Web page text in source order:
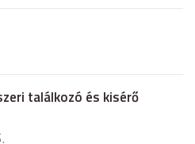
találkozó és kisérő